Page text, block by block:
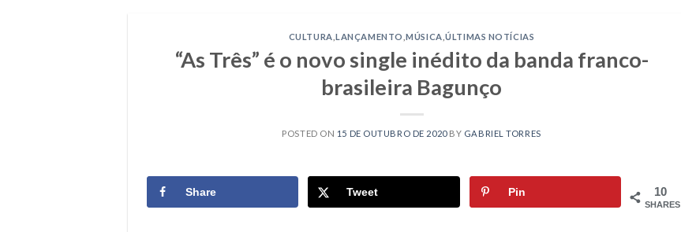
CULTURA ,LANÇAMENTO ,MÚSICA ,ÚLTIMAS NOTÍCIAS
“As Três” é o novo single inédito da banda franco-
brasileira Bagunço
POSTED ON 15 DE OUTUBRO DE 2020BY GABRIEL TORRES
10
SHARES
Share Tweet Pin